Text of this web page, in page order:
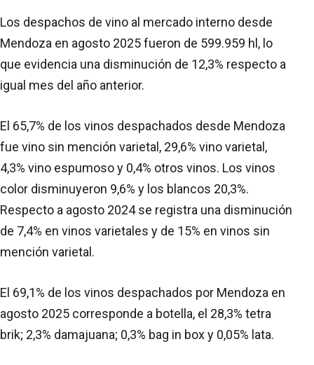
Los despachos de vino al mercado interno desde
Mendoza en agosto 2025 fueron de 599.959 hl, lo
que evidencia una disminución de 12,3% respecto a
igual mes del año anterior.
El 65,7% de los vinos despachados desde Mendoza
fue vino sin mención varietal, 29,6% vino varietal,
4,3% vino espumoso y 0,4% otros vinos. Los vinos
color disminuyeron 9,6% y los blancos 20,3%.
Respecto a agosto 2024 se registra una disminución
de 7,4% en vinos varietales y de 15% en vinos sin
mención varietal.
El 69,1% de los vinos despachados por Mendoza en
agosto 2025 corresponde a botella, el 28,3% tetra
brik; 2,3% damajuana; 0,3% bag in box y 0,05% lata.